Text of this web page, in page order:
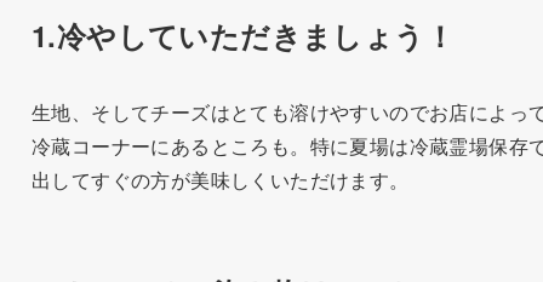
1.冷やしていただきましょう！
生地、そしてチーズはとても溶けやすいのでお店によっ
冷蔵コーナーにあるところも。特に夏場は冷蔵霊場保存
出してすぐの方が美味しくいただけます。